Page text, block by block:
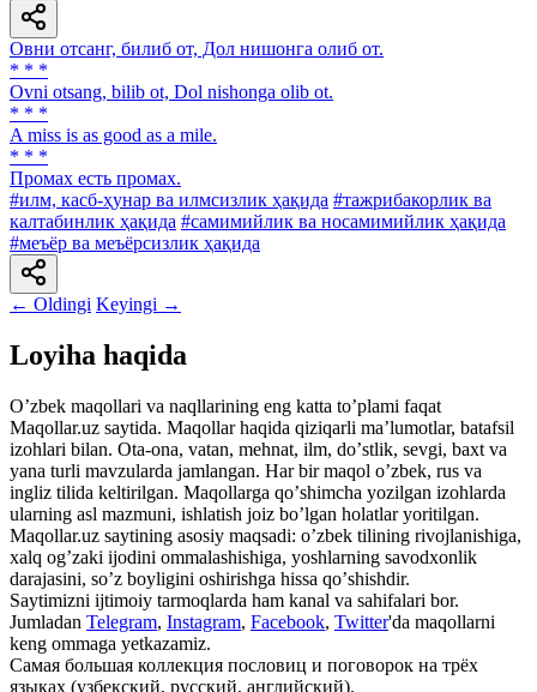
Овни отсанг, билиб от, Дол нишонга олиб от.
* * *
Ovni otsang, bilib ot, Dol nishonga olib ot.
* * *
A miss is as good as a mile.
* * *
Промах есть промах.
#илм, касб-ҳунар ва илмсизлик ҳақида #тажрибакорлик ва
калтабинлик ҳақида #самимийлик ва носамимийлик ҳақида
#меъёр ва меъёрсизлик ҳақида
← Oldingi Keyingi →
Loyiha haqida
Oʼzbek maqollari va naqllarining eng katta toʼplami faqat
Maqollar.uz saytida. Maqollar haqida qiziqarli maʼlumotlar, batafsil
izohlari bilan. Ota-ona, vatan, mehnat, ilm, doʼstlik, sevgi, baxt va
yana turli mavzularda jamlangan. Har bir maqol oʼzbek, rus va
ingliz tilida keltirilgan. Maqollarga qoʼshimcha yozilgan izohlarda
ularning asl mazmuni, ishlatish joiz boʼlgan holatlar yoritilgan.
Maqollar.uz saytining asosiy maqsadi: oʼzbek tilining rivojlanishiga,
xalq ogʼzaki ijodini ommalashishiga, yoshlarning savodxonlik
darajasini, soʼz boyligini oshirishga hissa qoʼshishdir.
Saytimizni ijtimoiy tarmoqlarda ham kanal va sahifalari bor.
Jumladan Telegram, Instagram, Facebook, Twitter'da maqollarni
keng ommaga yetkazamiz.
Самая большая коллекция пословиц и поговорок на трёх
языках (узбекский, русский, английский).